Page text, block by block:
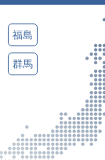
福島
群馬